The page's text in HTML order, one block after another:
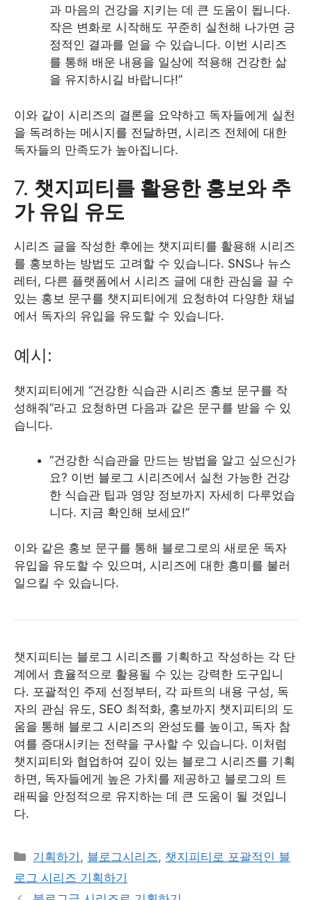
과 마음의 건강을 지키는 데 큰 도움이 됩니다.
작은 변화로 시작해도 꾸준히 실천해 나가면 긍
정적인 결과를 얻을 수 있습니다. 이번 시리즈
를 통해 배운 내용을 일상에 적용해 건강한 삶
을 유지하시길 바랍니다!”
이와 같이 시리즈의 결론을 요약하고 독자들에게 실천
을 독려하는 메시지를 전달하면, 시리즈 전체에 대한
독자들의 만족도가 높아집니다.
7. 챗지피티를 활용한 홍보와 추
가 유입 유도
시리즈 글을 작성한 후에는 챗지피티를 활용해 시리즈
를 홍보하는 방법도 고려할 수 있습니다. SNS나 뉴스
레터, 다른 플랫폼에서 시리즈 글에 대한 관심을 끌 수
있는 홍보 문구를 챗지피티에게 요청하여 다양한 채널
에서 독자의 유입을 유도할 수 있습니다.
예시:
챗지피티에게 “건강한 식습관 시리즈 홍보 문구를 작
성해줘”라고 요청하면 다음과 같은 문구를 받을 수 있
습니다.
“건강한 식습관을 만드는 방법을 알고 싶으신가
요? 이번 블로그 시리즈에서 실천 가능한 건강
한 식습관 팁과 영양 정보까지 자세히 다루었습
니다. 지금 확인해 보세요!”
이와 같은 홍보 문구를 통해 블로그로의 새로운 독자
유입을 유도할 수 있으며, 시리즈에 대한 흥미를 불러
일으킬 수 있습니다.
챗지피티는 블로그 시리즈를 기획하고 작성하는 각 단
계에서 효율적으로 활용될 수 있는 강력한 도구입니
다. 포괄적인 주제 선정부터, 각 파트의 내용 구성, 독
자의 관심 유도, SEO 최적화, 홍보까지 챗지피티의 도
움을 통해 블로그 시리즈의 완성도를 높이고, 독자 참
여를 증대시키는 전략을 구사할 수 있습니다. 이처럼
챗지피티와 협업하여 깊이 있는 블로그 시리즈를 기획
하면, 독자들에게 높은 가치를 제공하고 블로그의 트
래픽을 안정적으로 유지하는 데 큰 도움이 될 것입니
다.
Categories
기획하기 , 블로그시리즈 , 챗지피티로 포괄적인 블
로그 시리즈 기획하기